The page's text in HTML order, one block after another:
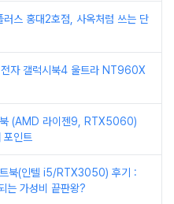
러스 홍대2호점, 사옥처럼 쓰는 단
전자 갤럭시북4 울트라 NT960X
북 (AMD 라이젠9, RTX5060)
인트
북(인텔 i5/RTX3050) 후기 :
는 가성비 끝판왕?